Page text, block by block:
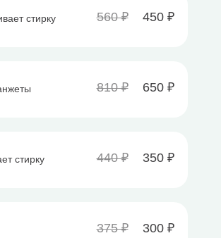
стирку 440 ₽
375 ₽
стирку 560 ₽
810 ₽ 650 ₽
450 ₽
300 ₽
350 ₽